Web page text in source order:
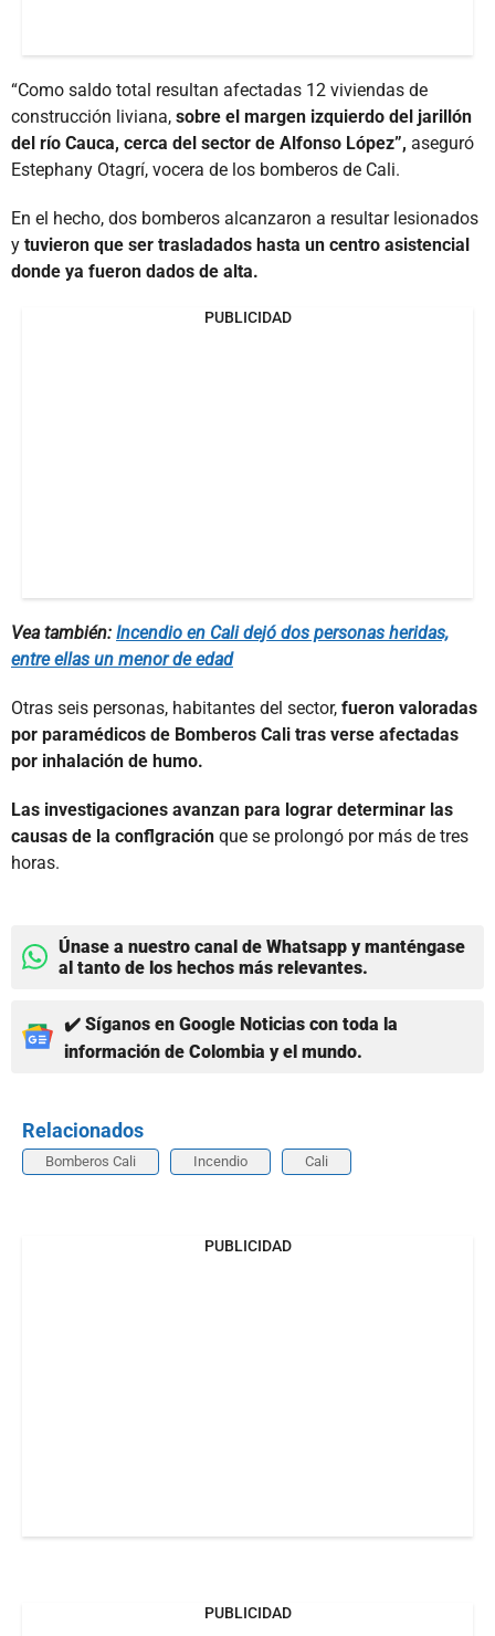
“Como saldo total resultan afectadas 12 viviendas de
construcción liviana, sobre el margen izquierdo del jarillón
del río Cauca, cerca del sector de Alfonso López”, aseguró
Estephany Otagrí, vocera de los bomberos de Cali.
En el hecho, dos bomberos alcanzaron a resultar lesionados
y tuvieron que ser trasladados hasta un centro asistencial
donde ya fueron dados de alta.
PUBLICIDAD
Vea también: Incendio en Cali dejó dos personas heridas,
entre ellas un menor de edad
Otras seis personas, habitantes del sector, fueron valoradas
por paramédicos de Bomberos Cali tras verse afectadas
por inhalación de humo.
Las investigaciones avanzan para lograr determinar las
causas de la conflgración que se prolongó por más de tres
horas.
Únase a nuestro canal de Whatsapp y manténgase
al tanto de los hechos más relevantes.
✔️ Síganos en Google Noticias con toda la
información de Colombia y el mundo.
Relacionados
Bomberos Cali Incendio Cali
PUBLICIDAD
PUBLICIDAD